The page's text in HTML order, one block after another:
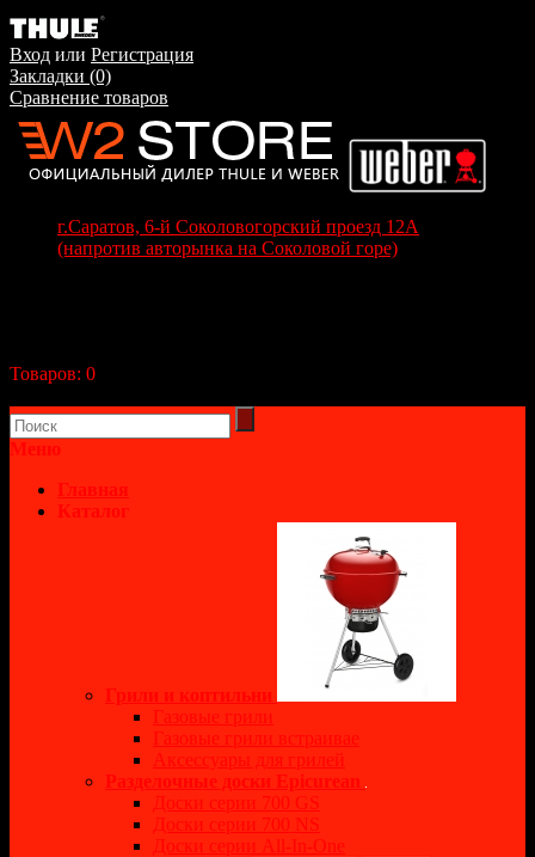
Вход или Регистрация
Закладки (0)
Сравнение товаров
г.Саратов, 6-й Соколовогорский проезд 12А
(напротив авторынка на Соколовой горе)
Товаров: 0
Меню
Главная
Каталог
Грили и коптильни
Газовые грили
Газовые грили встраивае
Аксессуары для грилей
Разделочные доски Epicurean
Доски серии 700 GS
Доски серии 700 NS
Доски серии All-In-One